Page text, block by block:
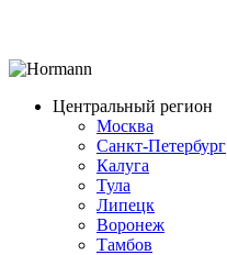
Центральный регион
Москва
Санкт-Петербург
Калуга
Тула
Липецк
Воронеж
Тамбов